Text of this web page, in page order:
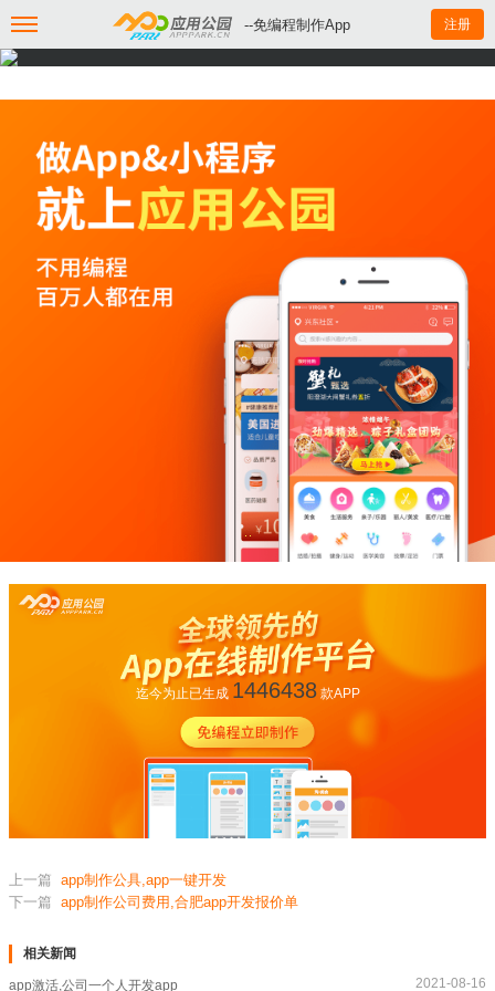
--免编程制作App 注册
迄今为止已生成 1446438款APP
上一篇 app制作公具,app一键开发
下一篇 app制作公司费用,合肥app开发报价单
相关新闻
app激活,公司一个人开发app 2021-08-16